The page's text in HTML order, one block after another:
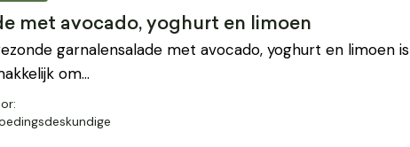
met avocado, yoghurt en limoen
garnalensalade met avocado, yoghurt en limoen is
om…